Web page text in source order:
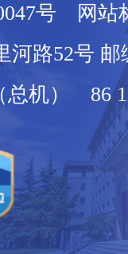
号 网站
路52号 邮
总机） 86